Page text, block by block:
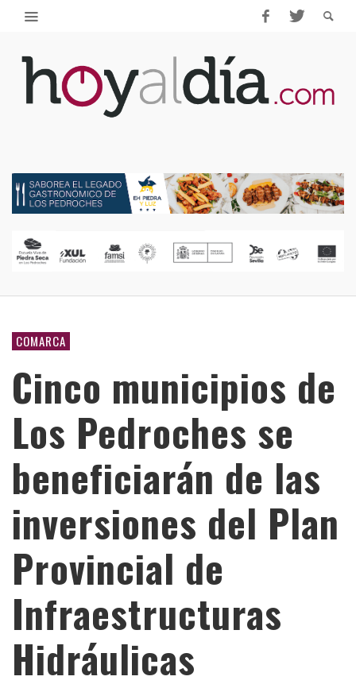
COMARCA
Cinco municipios de
Los Pedroches se
beneficiarán de las
inversiones del Plan
Provincial de
Infraestructuras
Hidráulicas